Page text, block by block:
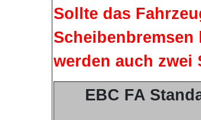
Sollte das
Scheibenbremsen
werden auch zwei
EBC FA